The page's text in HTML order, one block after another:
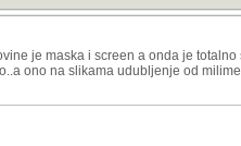
je maska i screen a onda je totalno
ono na slikama udubljenje od